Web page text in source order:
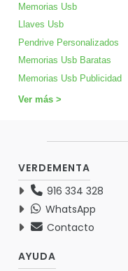
Memorias Usb
Llaves Usb
Pendrive Personalizados
Memorias Usb Baratas
Memorias Usb Publicidad
Ver más >
VERDEMENTA
916 334 328
WhatsApp
Contacto
AYUDA